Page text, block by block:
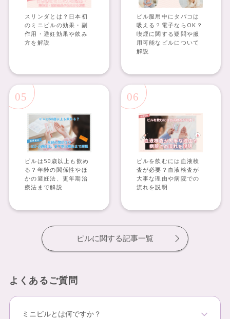
スリンダとは？日本初
のミニピルの効果・副
作用・避妊効果や飲み
方を解説
ピル服用中にタバコは
吸える？電子ならOK？
喫煙に関する疑問や服
用可能なピルについて
解説
05
ピルは50歳以上も飲め
る？年齢の関係性やほ
かの避妊法、更年期治
療法まで解説
06
ピルを飲むには血液検
査が必要？血液検査が
大事な理由や病院での
流れを説明
ピルに関する記事一覧
よくあるご質問
ミニピルとは何ですか？